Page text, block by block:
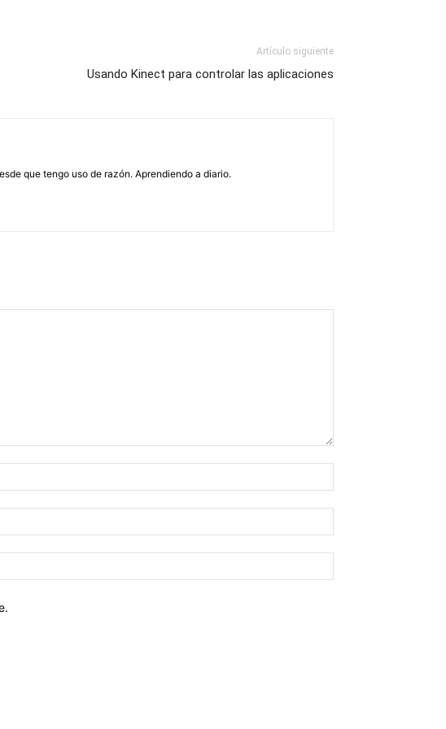
Artículo siguiente
Usando Kinect para controlar las aplicaciones
que tengo uso de razón. Aprendiendo a diario.